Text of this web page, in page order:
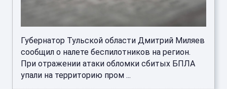
Губернатор Тульской области Дмитрий Миляев
сообщил о налете беспилотников на регион.
При отражении атаки обломки сбитых БПЛА
упали на территорию пром ...